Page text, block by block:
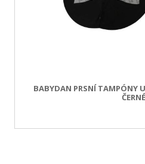
BABYDAN PRSNÍ TAMPÓNY
ČERNÉ